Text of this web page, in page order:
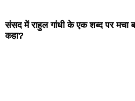
संसद में राहुल गांधी के एक शब्द पर मचा
कहा?